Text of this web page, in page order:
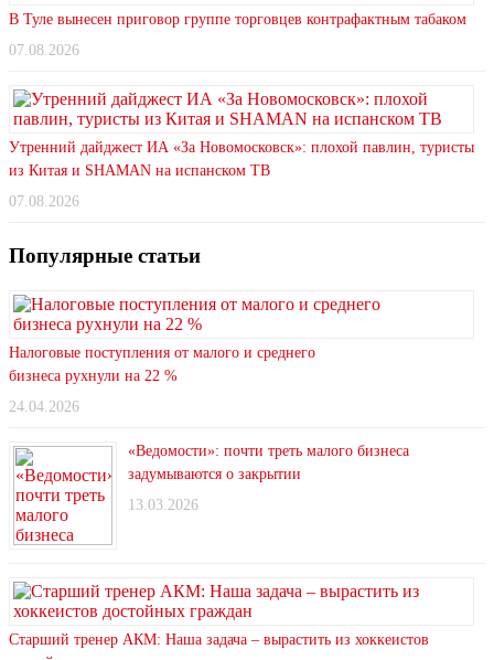
В Туле вынесен приговор группе торговцев контрафактным табаком
07.08.2026
Утренний дайджест ИА «За Новомосковск»: плохой павлин, туристы
из Китая и SHAMAN на испанском ТВ
07.08.2026
Популярные статьи
Налоговые поступления от малого и среднего
бизнеса рухнули на 22 %
24.04.2026
«Ведомости»: почти треть малого бизнеса
задумываются о закрытии
13.03.2026
Старший тренер АКМ: Наша задача – вырастить из хоккеистов